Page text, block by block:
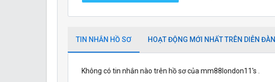
TIN NHẮN HỒ SƠ HOẠT ĐỘNG MỚI NHẤT TRÊN DIỄN ĐÀN
Không có tin nhắn nào trên hồ sơ của mm88london11's .